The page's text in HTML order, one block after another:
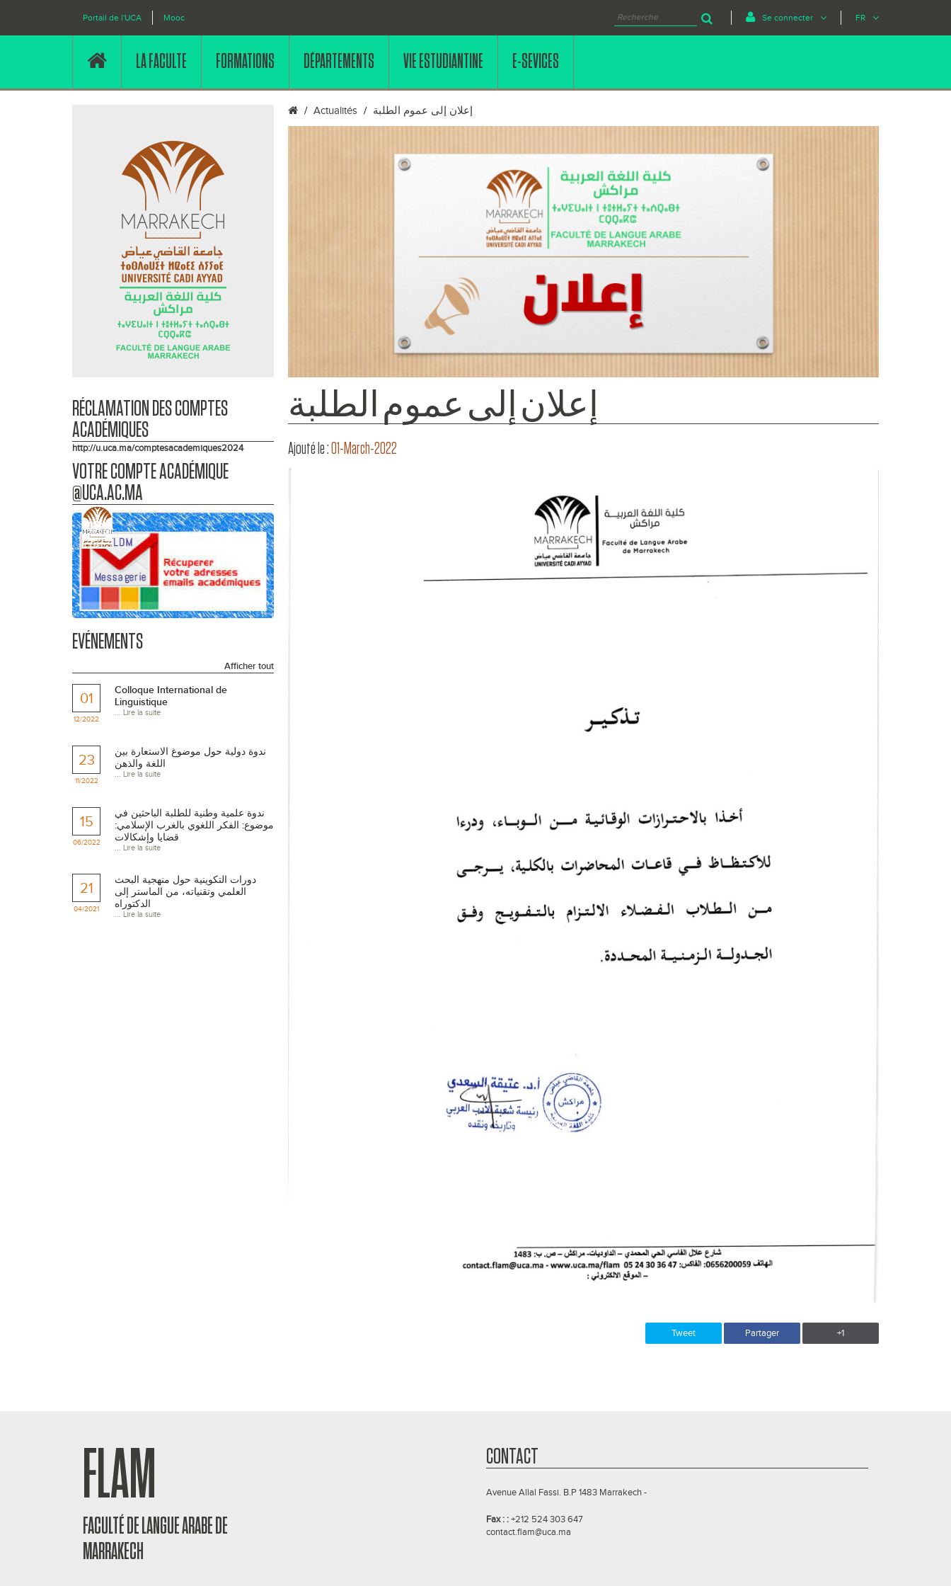
Portail de l'UCA Mooc FR
Se connecter
LA FACULTE FORMATIONS DÉPARTEMENTS VIE ESTUDIANTINE E-SEVICES
RÉCLAMATION DES COMPTES
ACADÉMIQUES
http://u.uca.ma/comptesacademiques2024
VOTRE COMPTE ACADÉMIQUE
@UCA.AC.MA
EVÉNEMENTS
Afficher tout
01
12/2022
Colloque International de
Linguistique
... Lire la suite
23
11/2022
ندوة دولية حول موضوغ الاستعارة بين
اللغة والذهن
... Lire la suite
15
06/2022
ندوة علمية وطنية للطلبة الباحثين في
موضوع: الفكر اللغوي بالغرب الإسلامي:
قضايا وإشكالات
... Lire la suite
21
04/2021
دورات التكوينية حول منهجية البحث
العلمي وتقنياته، من الماستر إلى
الدكتوراه
... Lire la suite
Actualités إعلان إلى عموم الطلبة
إعلان إلى عموم الطلبة
Ajouté le :01-March-2022
Tweet Partager +1
FLAM
FACULTÉ DE LANGUE ARABE DE
MARRAKECH
CONTACT
Avenue Allal Fassi. B.P 1483 Marrakech -
Fax : :+212 524 303 647
contact.flam@uca.ma